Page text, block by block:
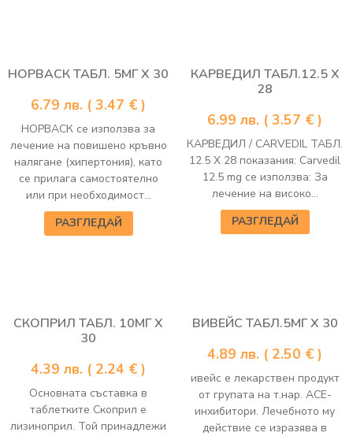
НОРВАСК ТАБЛ. 5МГ Х 30
6.79 лв. ( 3.47 € )
НОРВАСК се използва за
лечение на повишено кръвно
налягане (хипертония), като
се прилага самостоятелно
или при необходимост...
РАЗГЛЕДАЙ
КАРВЕДИЛ ТАБЛ.12.5 Х
28
6.99 лв. ( 3.57 € )
КАРВЕДИЛ / CARVEDIL ТАБЛ.
12.5 Х 28 показания: Carvedil
12.5 mg се използва: За
лечение на високо...
РАЗГЛЕДАЙ
СКОПРИЛ ТАБЛ. 10МГ Х
30
4.39 лв. ( 2.24 € )
Основната съставка в
таблетките Скоприл е
лизиноприл. Той принадлежи
ВИВЕЙС ТАБЛ.5МГ Х 30
4.89 лв. ( 2.50 € )
ивейс е лекарствен продукт
от групата на т.нар. АСЕ-
инхибитори. Лечебното му
действие се изразява в